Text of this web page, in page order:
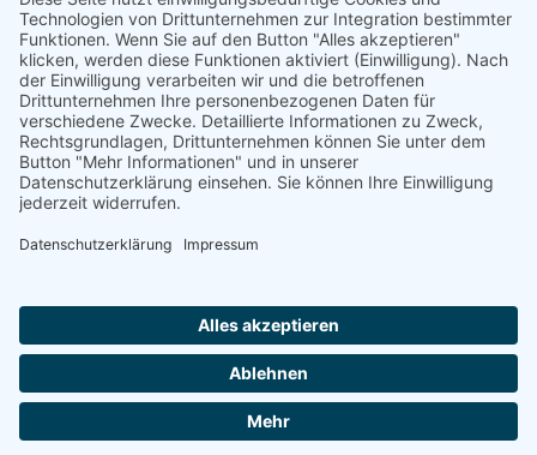
Navigation überspringen
Kontakt
Barrierefreiheit
Cookie-Einstellungen
Fakten über Eschenbach-Group.com